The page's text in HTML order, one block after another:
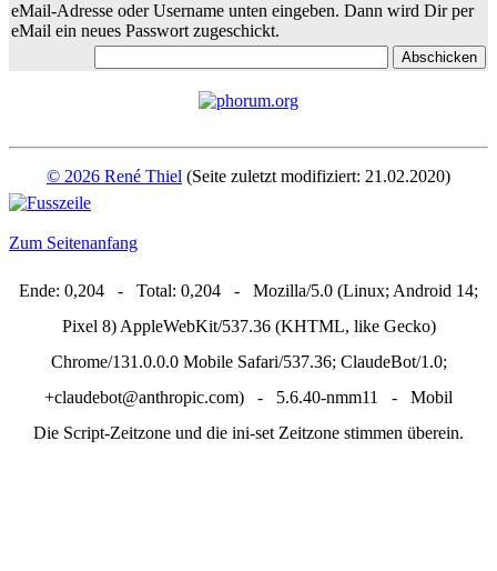
eMail-Adresse oder Username unten eingeben. Dann wird Dir per
eMail ein neues Passwort zugeschickt.
© 2026 René Thiel (Seite zuletzt modifiziert: 21.02.2020)
Zum Seitenanfang
Ende: 0,204 - Total: 0,204 - Mozilla/5.0 (Linux; Android 14;
Pixel 8) AppleWebKit/537.36 (KHTML, like Gecko)
Chrome/131.0.0.0 Mobile Safari/537.36; ClaudeBot/1.0;
+claudebot@anthropic.com) - 5.6.40-nmm11 - Mobil
Die Script-Zeitzone und die ini-set Zeitzone stimmen überein.